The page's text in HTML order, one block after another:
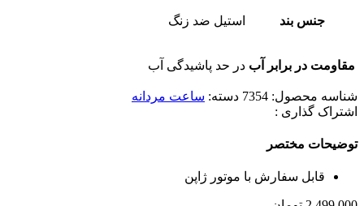
جنس بند استیل ضد زنگ
مقاومت در برابر آب در حد پاشیدگی آب
شناسه محصول: 7354 دسته: ساعت مردانه
اشتراک گذاری :
توضیحات مختصر
قابل سفارش با موتور ژاپن